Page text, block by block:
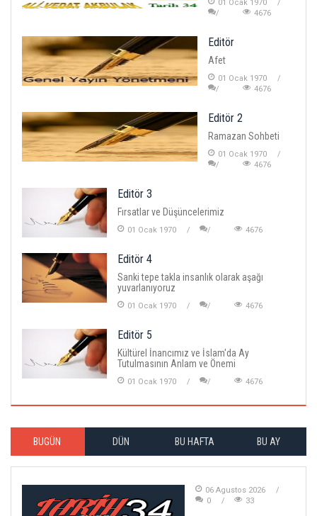
01 Ocak 1970
4676
Editör
Afet
01 Ocak 1970
4676
Editör 2
Ramazan Sohbeti
01 Ocak 1970
4676
Editör 3
Fırsatlar ve Düşüncelerimiz
01 Ocak 1970 4676
Editör 4
Sanki tepe takla insanlık olarak aşağı
yuvarlanıyoruz
01 Ocak 1970 4676
Editör 5
Kültürel İnancımız ve İslam'da Ay
Tutulmasının Anlam ve Önemi
01 Ocak 1970 4676
BUGÜN DÜN BU HAFTA BU AY
06 Agustos 2026
0
33